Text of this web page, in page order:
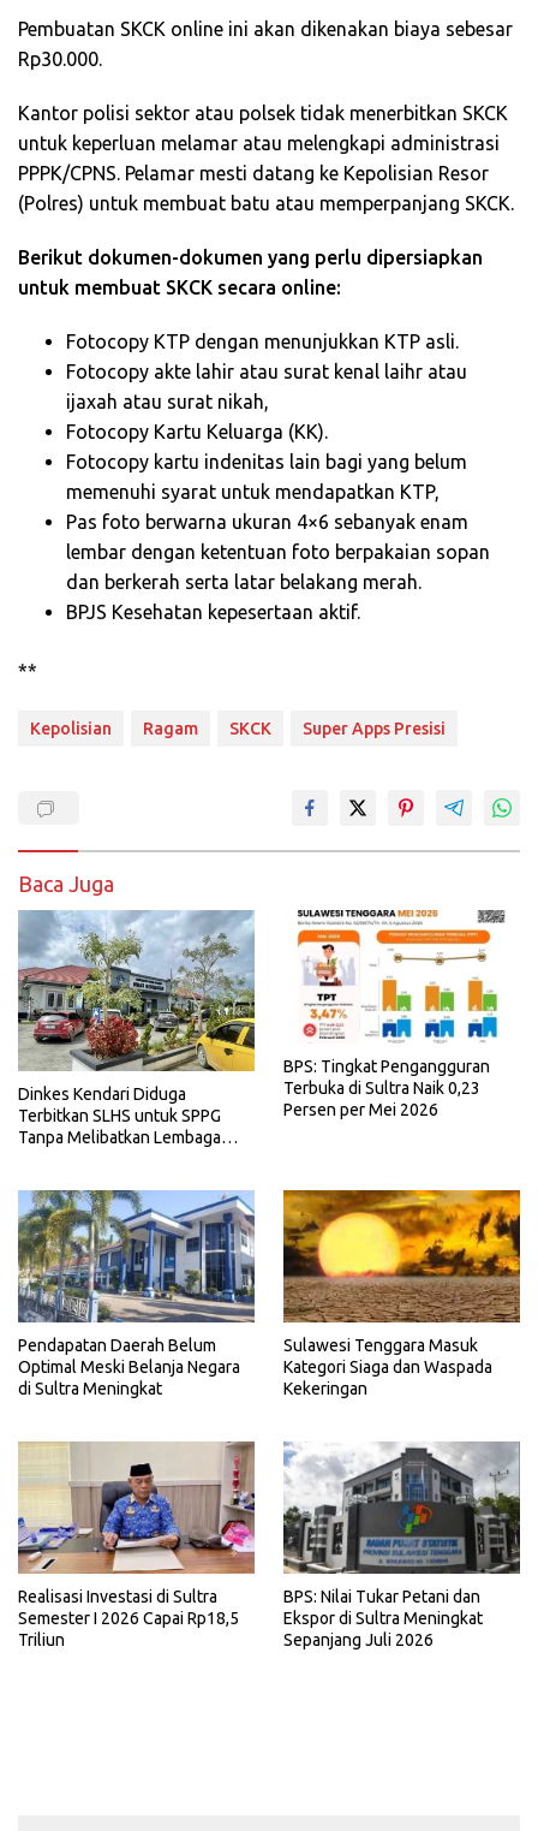
Pembuatan SKCK online ini akan dikenakan biaya sebesar
Rp30.000.
Kantor polisi sektor atau polsek tidak menerbitkan SKCK
untuk keperluan melamar atau melengkapi administrasi
PPPK/CPNS. Pelamar mesti datang ke Kepolisian Resor
(Polres) untuk membuat batu atau memperpanjang SKCK.
Berikut dokumen-dokumen yang perlu dipersiapkan
untuk membuat SKCK secara online:
Fotocopy KTP dengan menunjukkan KTP asli.
Fotocopy akte lahir atau surat kenal laihr atau
ijaxah atau surat nikah,
Fotocopy Kartu Keluarga (KK).
Fotocopy kartu indenitas lain bagi yang belum
memenuhi syarat untuk mendapatkan KTP,
Pas foto berwarna ukuran 4×6 sebanyak enam
lembar dengan ketentuan foto berpakaian sopan
dan berkerah serta latar belakang merah.
BPJS Kesehatan kepesertaan aktif.
**
Kepolisian Ragam SKCK Super Apps Presisi
Baca Juga
Dinkes Kendari Diduga
Terbitkan SLHS untuk SPPG
Tanpa Melibatkan Lembaga
BPS: Tingkat Pengangguran
Terbuka di Sultra Naik 0,23
Persen per Mei 2026
Pendapatan Daerah Belum
Optimal Meski Belanja Negara
di Sultra Meningkat
Sulawesi Tenggara Masuk
Kategori Siaga dan Waspada
Kekeringan
Realisasi Investasi di Sultra
Semester I 2026 Capai Rp18,5
Triliun
BPS: Nilai Tukar Petani dan
Ekspor di Sultra Meningkat
Sepanjang Juli 2026